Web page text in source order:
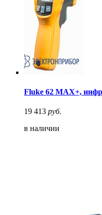
Fluke 62 MAX+,
19 413 руб.
в наличии